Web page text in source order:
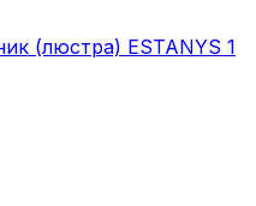
(люстра) ESTANYS 1